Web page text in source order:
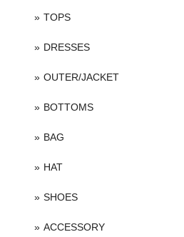
TOPS
DRESSES
OUTER/JACKET
BOTTOMS
BAG
HAT
SHOES
ACCESSORY